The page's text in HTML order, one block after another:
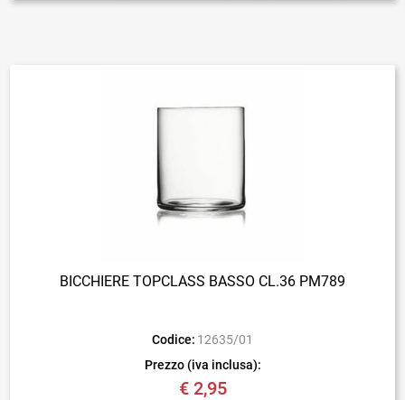
BICCHIERE TOPCLASS BASSO CL.36 PM789
Codice: 12635/01
Prezzo (iva inclusa):
€ 2,95